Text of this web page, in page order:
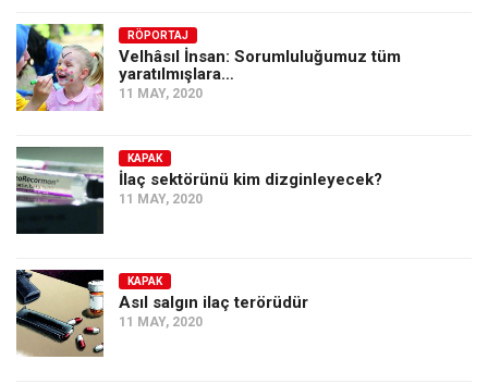
Avustralya
Tarih
Dosyalar
RÖPORTAJ
Velhâsıl İnsan: Sorumluluğumuz tüm
yaratılmışlara…
11 MAY, 2020
KAPAK
İlaç sektörünü kim dizginleyecek?
11 MAY, 2020
KAPAK
Asıl salgın ilaç terörüdür
11 MAY, 2020